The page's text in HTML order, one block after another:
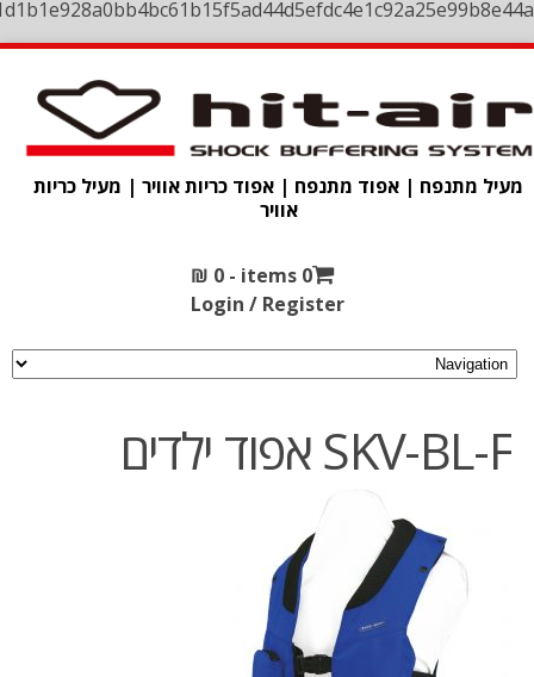
מעיל מתנפח | אפוד מתנפח | אפוד כריות אוויר | מעיל כריות
אוויר
0 items -
₪ 0
Login / Register
SKV-BL-F אפוד ילדים